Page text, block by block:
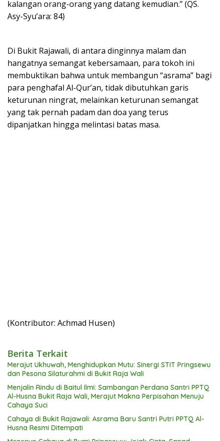
kalangan orang-orang yang datang kemudian.” (QS.
Asy-Syu’ara: 84)
Di Bukit Rajawali, di antara dinginnya malam dan
hangatnya semangat kebersamaan, para tokoh ini
membuktikan bahwa untuk membangun “asrama” bagi
para penghafal Al-Qur’an, tidak dibutuhkan garis
keturunan ningrat, melainkan keturunan semangat
yang tak pernah padam dan doa yang terus
dipanjatkan hingga melintasi batas masa.
(Kontributor: Achmad Husen)
Berita Terkait
Merajut Ukhuwah, Menghidupkan Mutu: Sinergi STIT Pringsewu
dan Pesona Silaturahmi di Bukit Raja Wali
Menjalin Rindu di Baitul Ilmi: Sambangan Perdana Santri PPTQ
Al-Husna Bukit Raja Wali, Merajut Makna Perpisahan Menuju
Cahaya Suci
Cahaya di Bukit Rajawali: Asrama Baru Santri Putri PPTQ Al-
Husna Resmi Ditempati